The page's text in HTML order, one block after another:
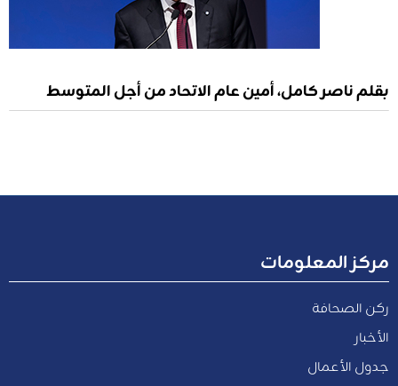
بقلم ناصر كامل، أمين عام الاتحاد من أجل المتوسط
مركز المعلومات
ركن الصحافة
الأخبار
جدول الأعمال